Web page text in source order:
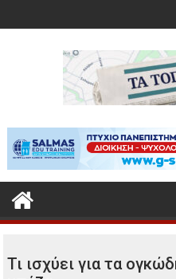
στο
περιεχόμενο
Τι ισχύει για τα